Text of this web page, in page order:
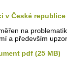
v České
na
a především
pdf (25 MB)